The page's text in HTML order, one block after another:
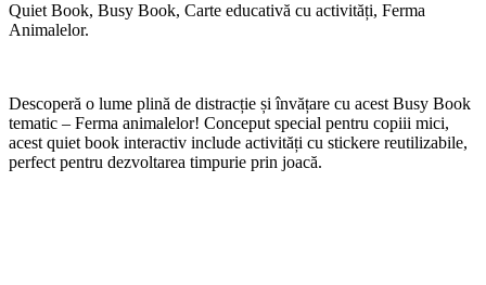
Quiet Book, Busy Book, Carte educativă cu activități, Ferma
Animalelor.
Descoperă o lume plină de distracție și învățare cu acest Busy Book
tematic – Ferma animalelor! Conceput special pentru copiii mici,
acest quiet book interactiv include activități cu stickere reutilizabile,
perfect pentru dezvoltarea timpurie prin joacă.